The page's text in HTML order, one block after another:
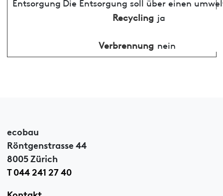
Recycling ja
Verbrennung nein
ecobau
Röntgenstrasse 44
8005 Zürich
T 044 241 27 40
Kontakt